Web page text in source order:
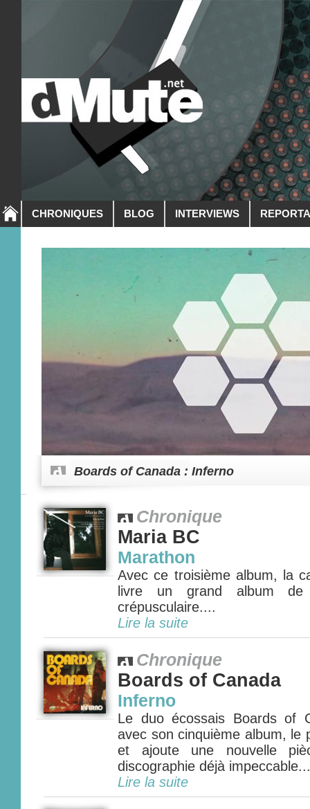
CHRONIQUES BLOG INTERVIEWS
Boards of Canada : Inferno
Chronique
Maria BC
Marathon
Avec ce troisième album, la
livre un grand album
crépusculaire....
Lire la suite
Chronique
Boards of Canada
Inferno
Le duo écossais Boards of
avec son cinquième album, le
et ajoute une nouvelle
discographie déjà
Lire la suite